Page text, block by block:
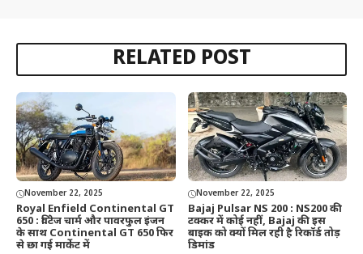
RELATED POST
November 22, 2025
Royal Enfield Continental GT
650 : विंटेज चार्म और पावरफुल इंजन
के साथ Continental GT 650 फिर
से छा गई मार्केट में
November 22, 2025
Bajaj Pulsar NS 200 : NS200 की
टक्कर में कोई नहीं, Bajaj की इस
बाइक को क्यों मिल रही है रिकॉर्ड तोड़
डिमांड